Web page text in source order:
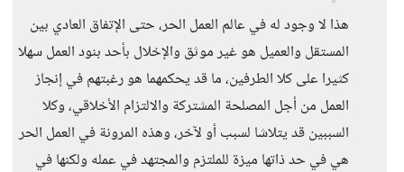
هذا لا وجود له في عالم العمل الحر، حتى الإتفاق العادي بين
المستقل والعميل هو غير موثق والإخلال بأحد بنود العمل سهلا
كثيرا على كلا الطرفين، ما قد يحكمهما هو رغبتهم في إنجاز
العمل من أجل المصلحة المشتركة والالتزام الأخلاقي، وكلا
السببين قد يتلاشا لسبب أو لآخر، وهذه المرونة في العمل الحر
هي في حد ذاتها ميزة للملتزم والمجتهد في عمله ولكنها في